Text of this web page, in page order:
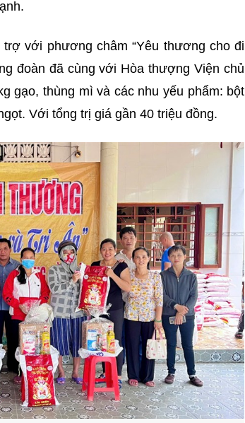
với phương châm “Yêu thương cho đi
đoàn đã cùng với Hòa thượng Viện chủ
gạo, thùng mì và các nhu yếu phẩm: bột
Với tổng trị giá gần 40 triệu đồng.